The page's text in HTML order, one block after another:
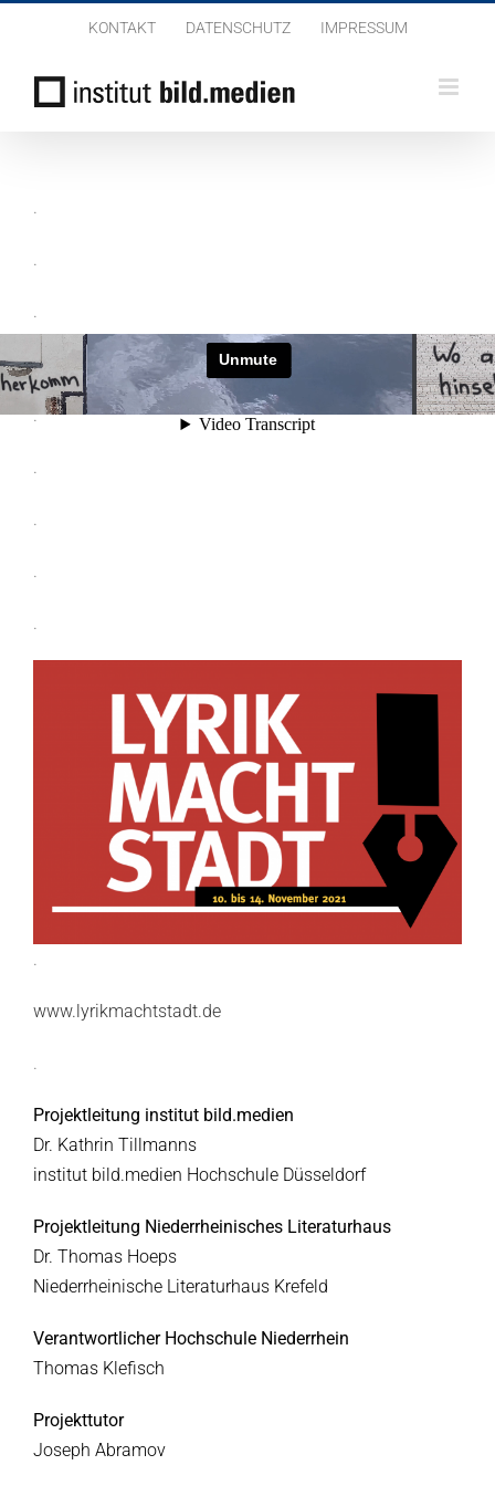
springen
KONTAKT DATENSCHUTZ IMPRESSUM
.
.
.
.
.
.
.
.
.
.
www.lyrikmachtstadt.de
.
Projektleitung institut bild.medien
Dr. Kathrin Tillmanns
institut bild.medien Hochschule Düsseldorf
Projektleitung Niederrheinisches Literaturhaus
Dr. Thomas Hoeps
Niederrheinische Literaturhaus Krefeld
Verantwortlicher Hochschule Niederrhein
Thomas Klefisch
Projekttutor
Joseph Abramov